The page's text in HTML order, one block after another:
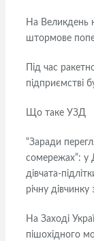
На Великдень
штормове
Під час
підприємстві
Що таке УЗД
“Заради
сомережах”: у
дівчата-
річну
На Заході
пішохідного